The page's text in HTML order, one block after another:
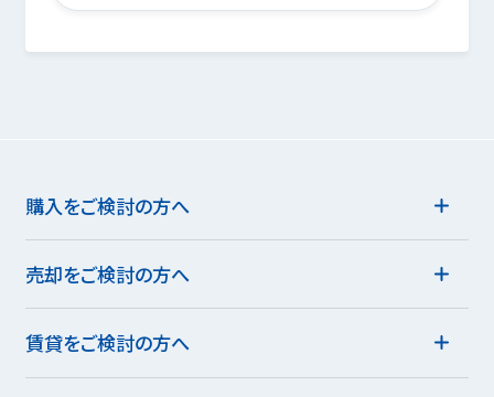
購入をご検討の方へ
売却をご検討の方へ
賃貸をご検討の方へ